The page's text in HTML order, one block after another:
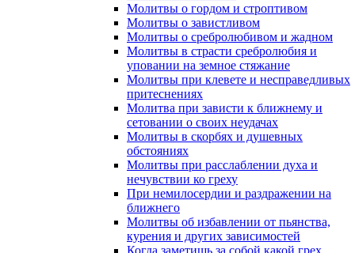
Молитвы о гордом и строптивом
Молитвы о завистливом
Молитвы о сребролюбивом и жадном
Молитвы в страсти сребролюбия и
уповании на земное стяжание
Молитвы при клевете и несправедливых
притеснениях
Молитва при зависти к ближнему и
сетовании о своих неудачах
Молитвы в скорбях и душевных
обстояниях
Молитвы при расслаблении духа и
нечувствии ко греху
При немилосердии и раздражении на
ближнего
Молитвы об избавлении от пьянства,
курения и других зависимостей
Когда заметишь за собой какой грех